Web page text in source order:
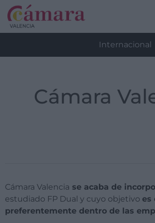
Internacional
Cámara
Cámara Valencia se acaba de
estudiado FP Dual y cuyo objetivo es
preferentemente dentro de las